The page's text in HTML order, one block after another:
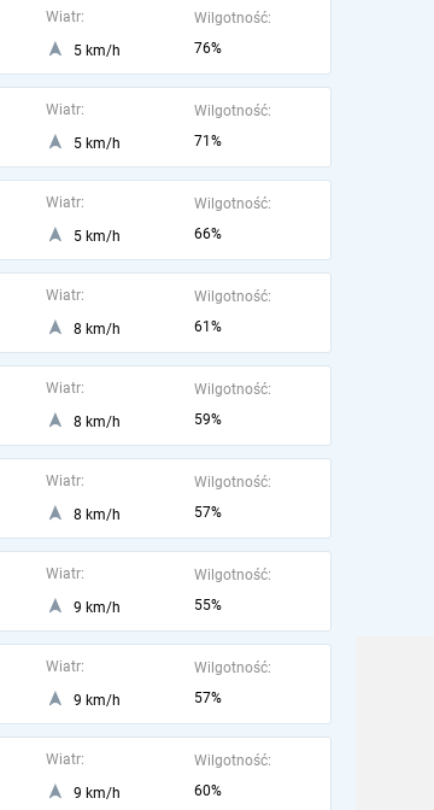
Wiatr:
5 km/h
Wilgotność:
76%
Wiatr:
5 km/h
Wilgotność:
71%
Wiatr:
5 km/h
Wilgotność:
66%
Wiatr:
8 km/h
Wilgotność:
61%
Wiatr:
8 km/h
Wilgotność:
59%
Wiatr:
8 km/h
Wilgotność:
57%
Wiatr:
9 km/h
Wilgotność:
55%
Wiatr:
9 km/h
Wilgotność:
57%
Wiatr:
9 km/h
Wilgotność:
60%